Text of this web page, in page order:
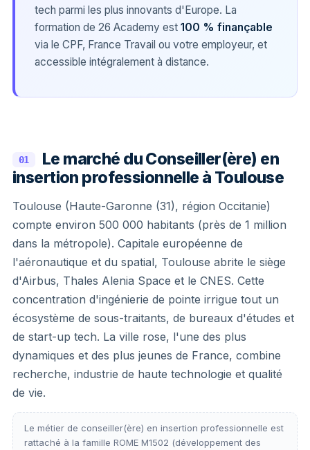
tech parmi les plus innovants d'Europe. La
formation de 26 Academy est 100 % finançable
via le CPF, France Travail ou votre employeur, et
accessible intégralement à distance.
01
Le marché du Conseiller(ère) en
insertion professionnelle à Toulouse
Toulouse (Haute-Garonne (31), région Occitanie)
compte environ 500 000 habitants (près de 1 million
dans la métropole). Capitale européenne de
l'aéronautique et du spatial, Toulouse abrite le siège
d'Airbus, Thales Alenia Space et le CNES. Cette
concentration d'ingénierie de pointe irrigue tout un
écosystème de sous-traitants, de bureaux d'études et
de start-up tech. La ville rose, l'une des plus
dynamiques et des plus jeunes de France, combine
recherche, industrie de haute technologie et qualité
de vie.
Le métier de conseiller(ère) en insertion professionnelle est
rattaché à la famille ROME M1502 (développement des